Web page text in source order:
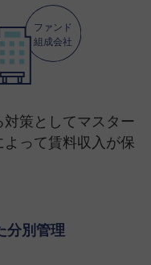
策としてマスター
って賃料収⼊が保
分別管理